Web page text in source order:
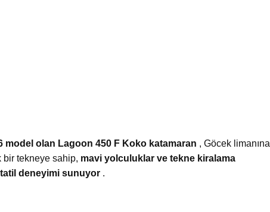
model olan Lagoon 450 F Koko katamaran , Göcek limanına
bir tekneye sahip, mavi yolculuklar ve tekne kiralama
deneyimi sunuyor .